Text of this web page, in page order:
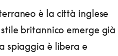
è la città inglese
britannico emerge già
spiaggia è libera e